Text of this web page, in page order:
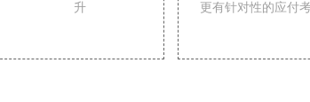
升
更有针对性的应付